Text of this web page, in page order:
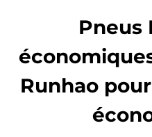
Pneus
Runhao